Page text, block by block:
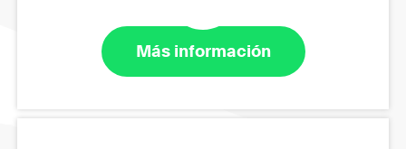
Más información